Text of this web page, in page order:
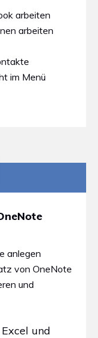
arbeiten
arbeiten
im Menü
anlegen
von OneNote
und
und